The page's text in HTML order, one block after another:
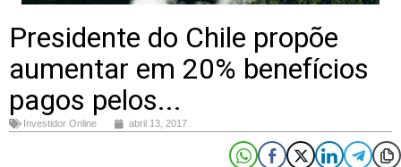
Presidente do Chile propõe
aumentar em 20% benefícios
pagos pelos...
Investidor Online abril 13, 2017